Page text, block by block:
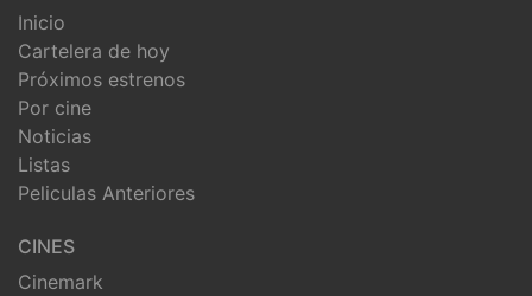
Inicio
Cartelera de hoy
Próximos estrenos
Por cine
Noticias
Listas
Peliculas Anteriores
CINES
Cinemark